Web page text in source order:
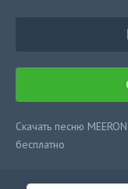
Скачать песню
бесплатно